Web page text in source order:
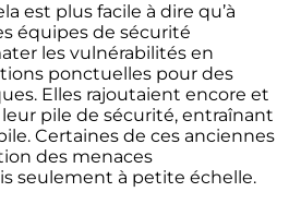
est plus facile à dire qu’à
équipes de sécurité
les vulnérabilités en
ponctuelles pour des
Elles rajoutaient encore et
pile de sécurité, entraînant
Certaines de ces anciennes
des menaces
seulement à petite échelle.